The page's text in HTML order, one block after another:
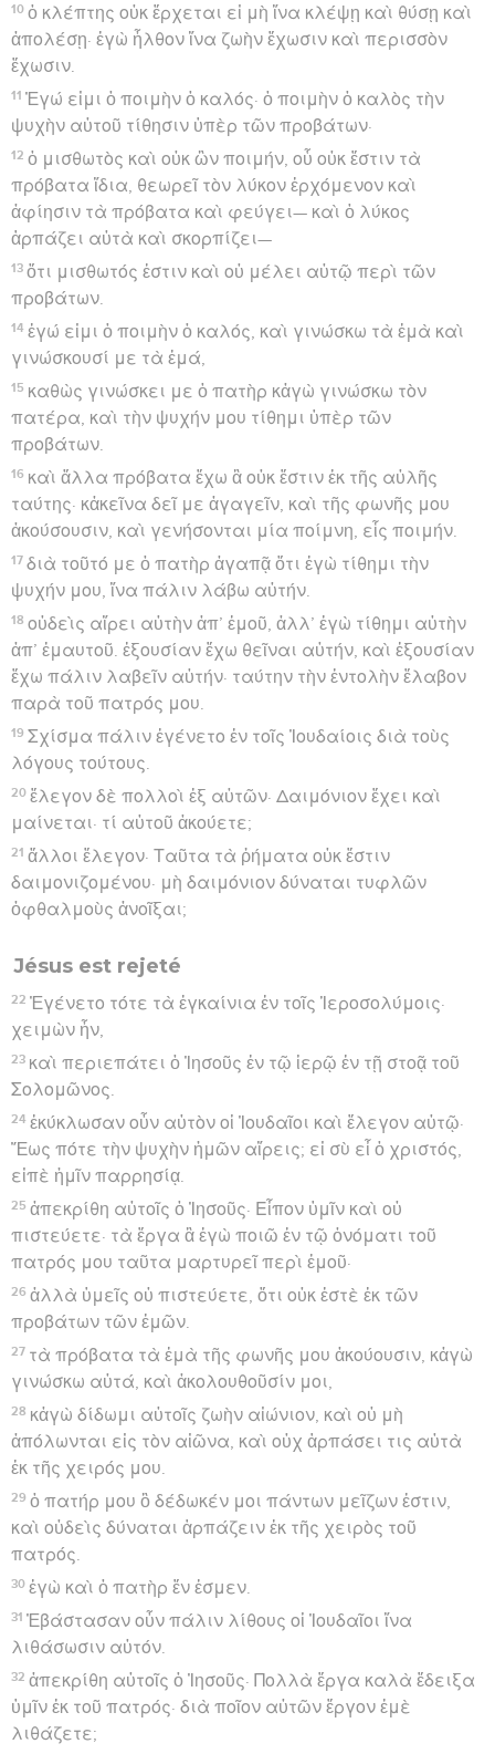
10 ὁ κλέπτης οὐκ ἔρχεται εἰ μὴ ἵνα κλέψῃ καὶ θύσῃ καὶ
ἀπολέσῃ· ἐγὼ ἦλθον ἵνα ζωὴν ἔχωσιν καὶ περισσὸν
ἔχωσιν.
11 Ἐγώ εἰμι ὁ ποιμὴν ὁ καλός· ὁ ποιμὴν ὁ καλὸς τὴν
ψυχὴν αὐτοῦ τίθησιν ὑπὲρ τῶν προβάτων·
12 ὁ μισθωτὸς καὶ οὐκ ὢν ποιμήν, οὗ οὐκ ἔστιν τὰ
πρόβατα ἴδια, θεωρεῖ τὸν λύκον ἐρχόμενον καὶ
ἀφίησιν τὰ πρόβατα καὶ φεύγει— καὶ ὁ λύκος
ἁρπάζει αὐτὰ καὶ σκορπίζει—
13 ὅτι μισθωτός ἐστιν καὶ οὐ μέλει αὐτῷ περὶ τῶν
προβάτων.
14 ἐγώ εἰμι ὁ ποιμὴν ὁ καλός, καὶ γινώσκω τὰ ἐμὰ καὶ
γινώσκουσί με τὰ ἐμά,
15 καθὼς γινώσκει με ὁ πατὴρ κἀγὼ γινώσκω τὸν
πατέρα, καὶ τὴν ψυχήν μου τίθημι ὑπὲρ τῶν
προβάτων.
16 καὶ ἄλλα πρόβατα ἔχω ἃ οὐκ ἔστιν ἐκ τῆς αὐλῆς
ταύτης· κἀκεῖνα δεῖ με ἀγαγεῖν, καὶ τῆς φωνῆς μου
ἀκούσουσιν, καὶ γενήσονται μία ποίμνη, εἷς ποιμήν.
17 διὰ τοῦτό με ὁ πατὴρ ἀγαπᾷ ὅτι ἐγὼ τίθημι τὴν
ψυχήν μου, ἵνα πάλιν λάβω αὐτήν.
18 οὐδεὶς αἴρει αὐτὴν ἀπ’ ἐμοῦ, ἀλλ’ ἐγὼ τίθημι αὐτὴν
ἀπ’ ἐμαυτοῦ. ἐξουσίαν ἔχω θεῖναι αὐτήν, καὶ ἐξουσίαν
ἔχω πάλιν λαβεῖν αὐτήν· ταύτην τὴν ἐντολὴν ἔλαβον
παρὰ τοῦ πατρός μου.
19 Σχίσμα πάλιν ἐγένετο ἐν τοῖς Ἰουδαίοις διὰ τοὺς
λόγους τούτους.
20 ἔλεγον δὲ πολλοὶ ἐξ αὐτῶν· Δαιμόνιον ἔχει καὶ
μαίνεται· τί αὐτοῦ ἀκούετε;
21 ἄλλοι ἔλεγον· Ταῦτα τὰ ῥήματα οὐκ ἔστιν
δαιμονιζομένου· μὴ δαιμόνιον δύναται τυφλῶν
ὀφθαλμοὺς ἀνοῖξαι;
Jésus est rejeté
22 Ἐγένετο τότε τὰ ἐγκαίνια ἐν τοῖς Ἱεροσολύμοις·
χειμὼν ἦν,
23 καὶ περιεπάτει ὁ Ἰησοῦς ἐν τῷ ἱερῷ ἐν τῇ στοᾷ τοῦ
Σολομῶνος.
24 ἐκύκλωσαν οὖν αὐτὸν οἱ Ἰουδαῖοι καὶ ἔλεγον αὐτῷ·
Ἕως πότε τὴν ψυχὴν ἡμῶν αἴρεις; εἰ σὺ εἶ ὁ χριστός,
εἰπὲ ἡμῖν παρρησίᾳ.
25 ἀπεκρίθη αὐτοῖς ὁ Ἰησοῦς· Εἶπον ὑμῖν καὶ οὐ
πιστεύετε· τὰ ἔργα ἃ ἐγὼ ποιῶ ἐν τῷ ὀνόματι τοῦ
πατρός μου ταῦτα μαρτυρεῖ περὶ ἐμοῦ·
26 ἀλλὰ ὑμεῖς οὐ πιστεύετε, ὅτι οὐκ ἐστὲ ἐκ τῶν
προβάτων τῶν ἐμῶν.
27 τὰ πρόβατα τὰ ἐμὰ τῆς φωνῆς μου ἀκούουσιν, κἀγὼ
γινώσκω αὐτά, καὶ ἀκολουθοῦσίν μοι,
28 κἀγὼ δίδωμι αὐτοῖς ζωὴν αἰώνιον, καὶ οὐ μὴ
ἀπόλωνται εἰς τὸν αἰῶνα, καὶ οὐχ ἁρπάσει τις αὐτὰ
ἐκ τῆς χειρός μου.
29 ὁ πατήρ μου ὃ δέδωκέν μοι πάντων μεῖζων ἐστιν,
καὶ οὐδεὶς δύναται ἁρπάζειν ἐκ τῆς χειρὸς τοῦ
πατρός.
30 ἐγὼ καὶ ὁ πατὴρ ἕν ἐσμεν.
31 Ἐβάστασαν οὖν πάλιν λίθους οἱ Ἰουδαῖοι ἵνα
λιθάσωσιν αὐτόν.
32 ἀπεκρίθη αὐτοῖς ὁ Ἰησοῦς· Πολλὰ ἔργα καλὰ ἔδειξα
ὑμῖν ἐκ τοῦ πατρός· διὰ ποῖον αὐτῶν ἔργον ἐμὲ
λιθάζετε;